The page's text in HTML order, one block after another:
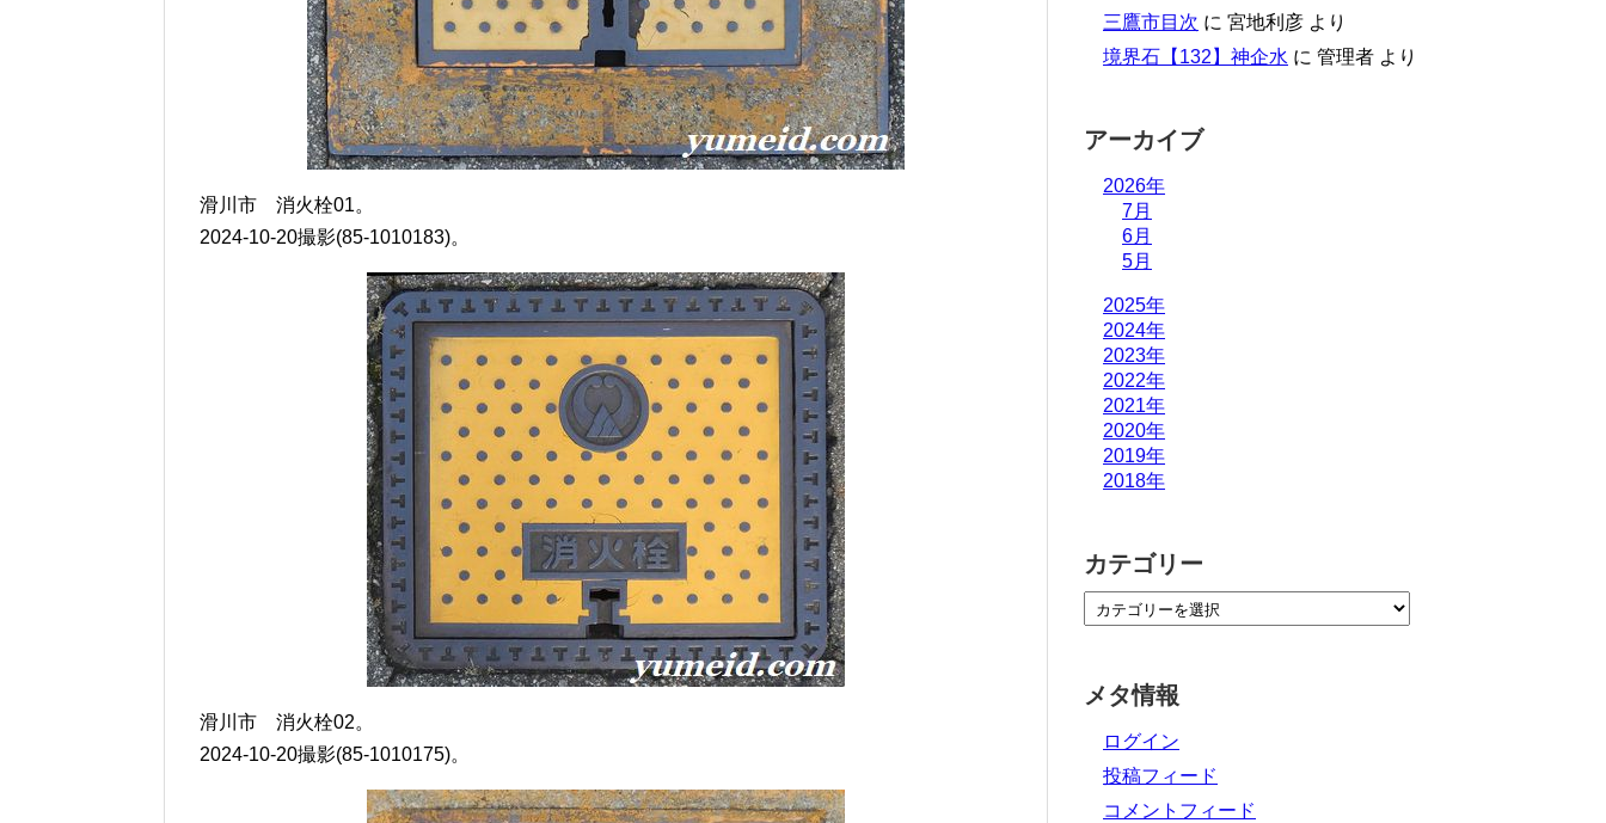
滑川市 消火栓01。
2024-10-20撮影(85-1010183)。
滑川市 消火栓02。
2024-10-20撮影(85-1010175)。
三鷹市目次 に 宮地利彦 より
境界石【132】神企水 に 管理者 より
アーカイブ
2026年
7月
6月
5月
2025年
2024年
2023年
2022年
2021年
2020年
2019年
2018年
カテゴリー
メタ情報
ログイン
投稿フィード
コメントフィード